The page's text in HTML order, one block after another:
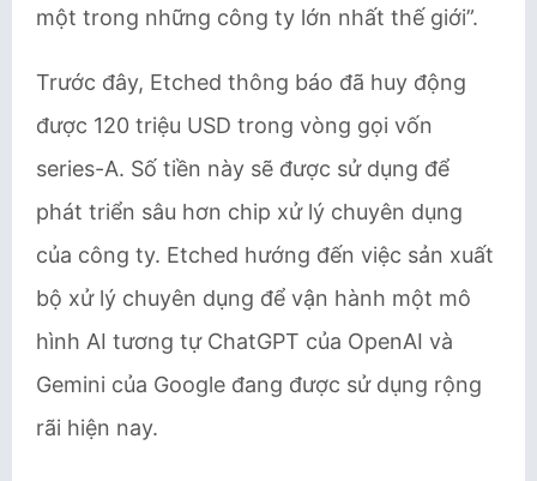
một trong những công ty lớn nhất thế giới”.
Trước đây, Etched thông báo đã huy động
được 120 triệu USD trong vòng gọi vốn
series-A. Số tiền này sẽ được sử dụng để
phát triển sâu hơn chip xử lý chuyên dụng
của công ty. Etched hướng đến việc sản xuất
bộ xử lý chuyên dụng để vận hành một mô
hình AI tương tự ChatGPT của OpenAI và
Gemini của Google đang được sử dụng rộng
rãi hiện nay.